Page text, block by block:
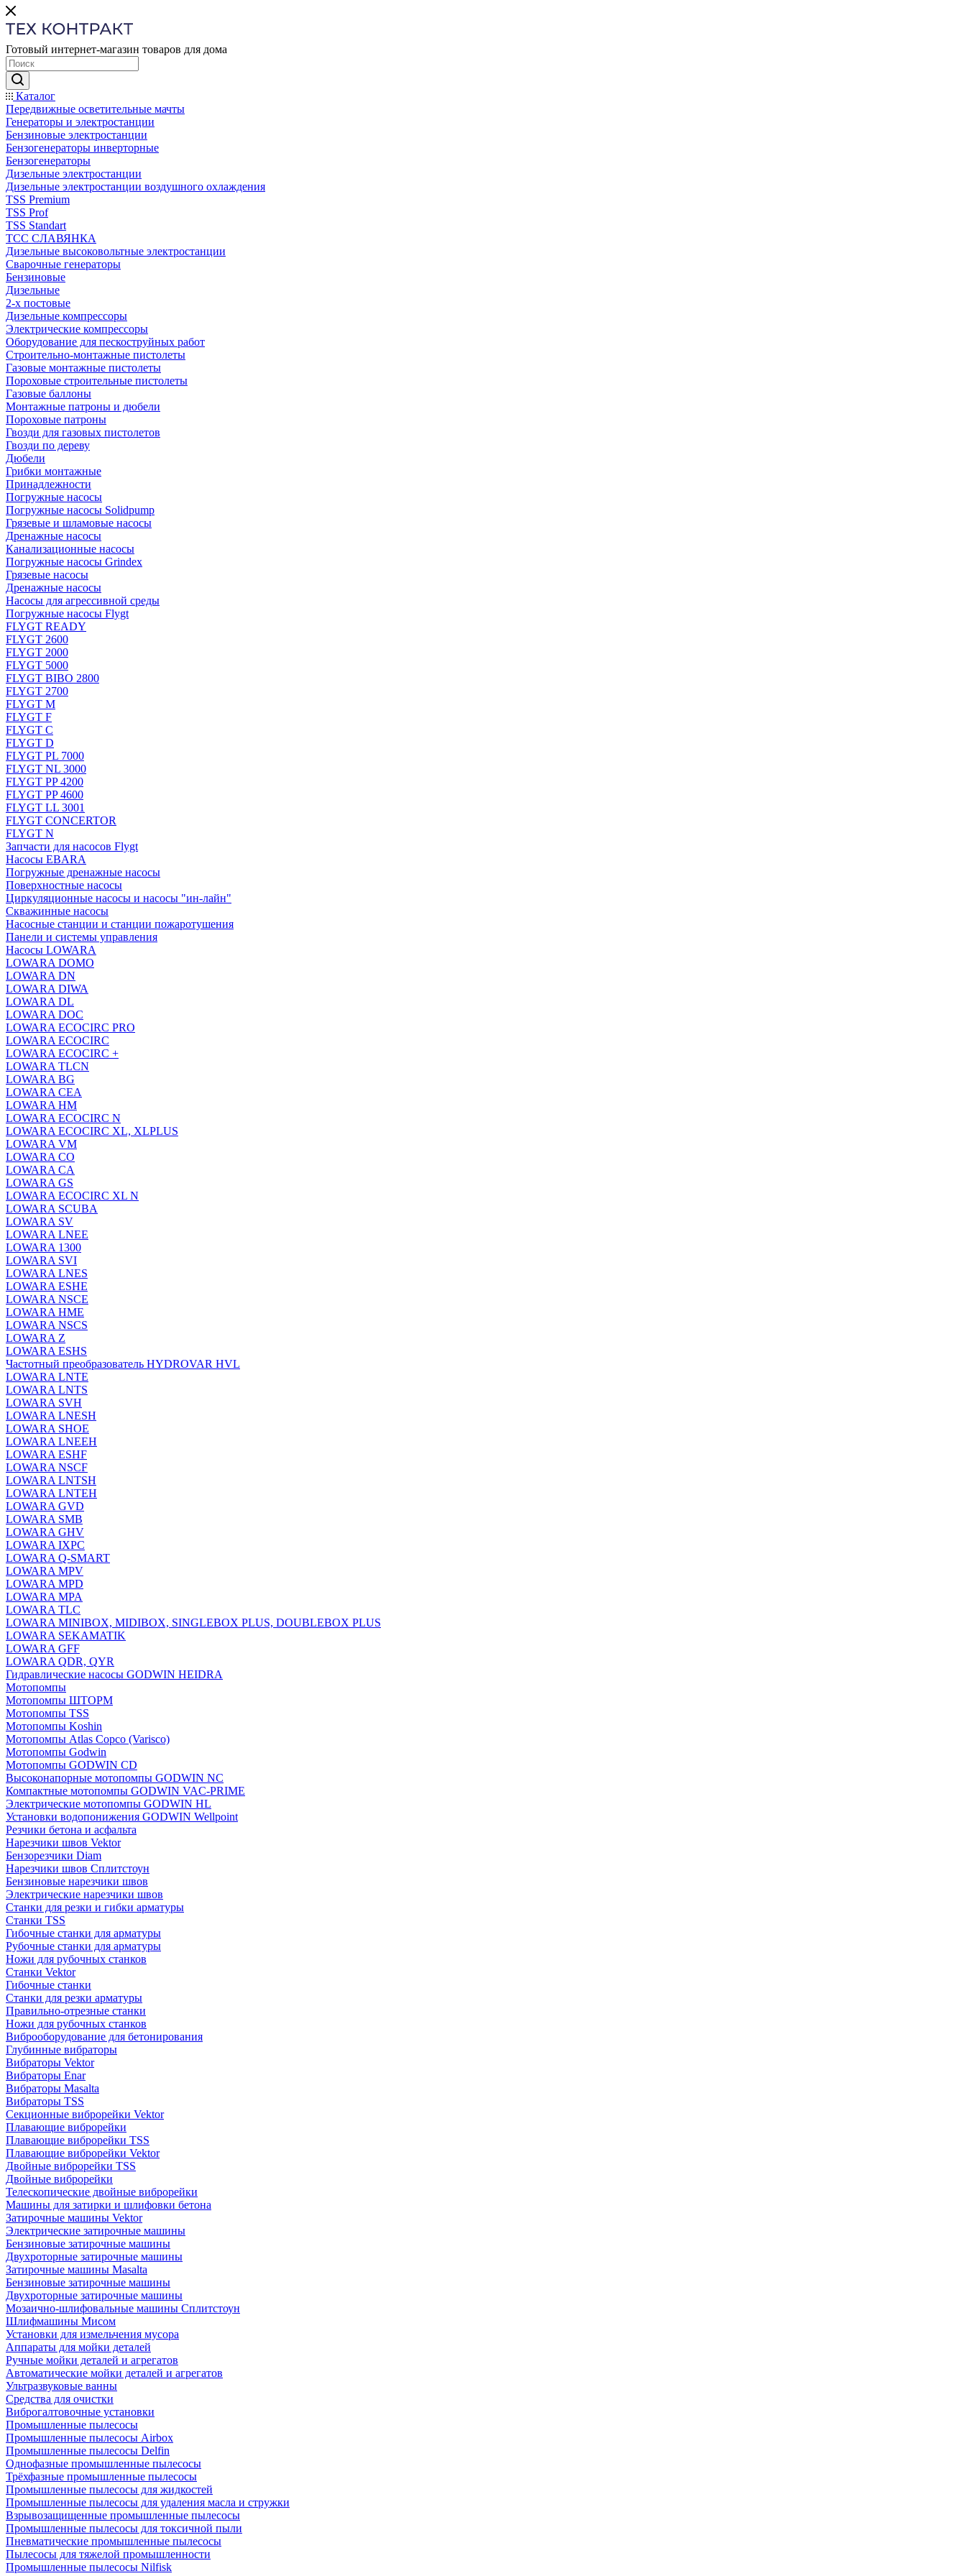
Готовый интернет-магазин товаров для дома
Каталог
Передвижные осветительные мачты
Генераторы и электростанции
Бензиновые электростанции
Бензогенераторы инверторные
Бензогенераторы
Дизельные электростанции
Дизельные электростанции воздушного охлаждения
TSS Premium
TSS Prof
TSS Standart
ТСС СЛАВЯНКА
Дизельные высоковольтные электростанции
Сварочные генераторы
Бензиновые
Дизельные
2-х постовые
Дизельные компрессоры
Электрические компрессоры
Оборудование для пескоструйных работ
Строительно-монтажные пистолеты
Газовые монтажные пистолеты
Пороховые строительные пистолеты
Газовые баллоны
Монтажные патроны и дюбели
Пороховые патроны
Гвозди для газовых пистолетов
Гвозди по дереву
Дюбели
Грибки монтажные
Принадлежности
Погружные насосы
Погружные насосы Solidpump
Грязевые и шламовые насосы
Дренажные насосы
Канализационные насосы
Погружные насосы Grindex
Грязевые насосы
Дренажные насосы
Насосы для агрессивной среды
Погружные насосы Flygt
FLYGT READY
FLYGT 2600
FLYGT 2000
FLYGT 5000
FLYGT BIBO 2800
FLYGT 2700
FLYGT M
FLYGT F
FLYGT C
FLYGT D
FLYGT PL 7000
FLYGT NL 3000
FLYGT PP 4200
FLYGT PP 4600
FLYGT LL 3001
FLYGT CONCERTOR
FLYGT N
Запчасти для насосов Flygt
Насосы EBARA
Погружные дренажные насосы
Поверхностные насосы
Циркуляционные насосы и насосы "ин-лайн"
Скважинные насосы
Насосные станции и станции пожаротушения
Панели и системы управления
Насосы LOWARA
LOWARA DOMO
LOWARA DN
LOWARA DIWA
LOWARA DL
LOWARA DOC
LOWARA ECOCIRC PRO
LOWARA ECOCIRC
LOWARA ECOCIRC +
LOWARA TLCN
LOWARA BG
LOWARA CEA
LOWARA HM
LOWARA ECOCIRC N
LOWARA ECOCIRC XL, XLPLUS
LOWARA VM
LOWARA CO
LOWARA CA
LOWARA GS
LOWARA ECOCIRC XL N
LOWARA SCUBA
LOWARA SV
LOWARA LNEE
LOWARA 1300
LOWARA SVI
LOWARA LNES
LOWARA ESHE
LOWARA NSCE
LOWARA HME
LOWARA NSCS
LOWARA Z
LOWARA ESHS
Частотный преобразователь HYDROVAR HVL
LOWARA LNTE
LOWARA LNTS
LOWARA SVH
LOWARA LNESH
LOWARA SHOE
LOWARA LNEEH
LOWARA ESHF
LOWARA NSCF
LOWARA LNTSH
LOWARA LNTEH
LOWARA GVD
LOWARA SMB
LOWARA GHV
LOWARA IXPС
LOWARA Q-SMART
LOWARA MPV
LOWARA MPD
LOWARA MPA
LOWARA TLC
LOWARA MINIBOX, MIDIBOX, SINGLEBOX PLUS, DOUBLEBOX PLUS
LOWARA SEKAMATIK
LOWARA GFF
LOWARA QDR, QYR
Гидравлические насосы GODWIN HEIDRA
Мотопомпы
Мотопомпы ШТОРМ
Мотопомпы TSS
Мотопомпы Koshin
Мотопомпы Atlas Copco (Varisco)
Мотопомпы Godwin
Мотопомпы GODWIN CD
Высоконапорные мотопомпы GODWIN NC
Компактные мотопомпы GODWIN VAC-PRIME
Электрические мотопомпы GODWIN HL
Установки водопонижения GODWIN Wellpoint
Резчики бетона и асфальта
Нарезчики швов Vektor
Бензорезчики Diam
Нарезчики швов Сплитстоун
Бензиновые нарезчики швов
Электрические нарезчики швов
Станки для резки и гибки арматуры
Станки TSS
Гибочные станки для арматуры
Рубочные станки для арматуры
Ножи для рубочных станков
Станки Vektor
Гибочные станки
Станки для резки арматуры
Правильно-отрезные станки
Ножи для рубочных станков
Виброоборудование для бетонирования
Глубинные вибраторы
Вибраторы Vektor
Вибраторы Enar
Вибраторы Masalta
Вибраторы TSS
Секционные виброрейки Vektor
Плавающие виброрейки
Плавающие виброрейки TSS
Плавающие виброрейки Vektor
Двойные виброрейки TSS
Двойные виброрейки
Телескопические двойные виброрейки
Машины для затирки и шлифовки бетона
Затирочные машины Vektor
Электрические затирочные машины
Бензиновые затирочные машины
Двухроторные затирочные машины
Затирочные машины Masalta
Бензиновые затирочные машины
Двухроторные затирочные машины
Мозаично-шлифовальные машины Сплитстоун
Шлифмашины Мисом
Установки для измельчения мусора
Аппараты для мойки деталей
Ручные мойки деталей и агрегатов
Автоматические мойки деталей и агрегатов
Ультразвуковые ванны
Средства для очистки
Виброгалтовочные установки
Промышленные пылесосы
Промышленные пылесосы Airbox
Промышленные пылесосы Delfin
Однофазные промышленные пылесосы
Трёхфазные промышленные пылесосы
Промышленные пылесосы для жидкостей
Промышленные пылесосы для удаления масла и стружки
Взрывозащищенные промышленные пылесосы
Промышленные пылесосы для токсичной пыли
Пневматические промышленные пылесосы
Пылесосы для тяжелой промышленности
Промышленные пылесосы Nilfisk